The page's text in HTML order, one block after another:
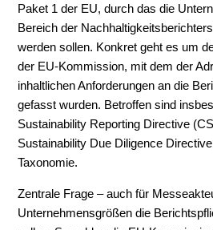
Paket 1 der EU, durch das die
Bereich der
werden sollen. Konkret geht es um
der EU-Kommission, mit dem der
inhaltlichen Anforderungen an die
gefasst wurden. Betroffen sind
Sustainability Reporting Directive
Sustainability Due Diligence
Taxonomie.
Zentrale Frage – auch für
Unternehmensgrößen die